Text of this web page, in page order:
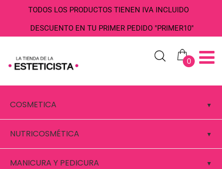
TODOS LOS PRODUCTOS TIENEN IVA INCLUIDO
DESCUENTO EN TU PRIMER PEDIDO "PRIMER10"
0
COSMETICA
NUTRICOSMÉTICA
MANICURA Y PEDICURA